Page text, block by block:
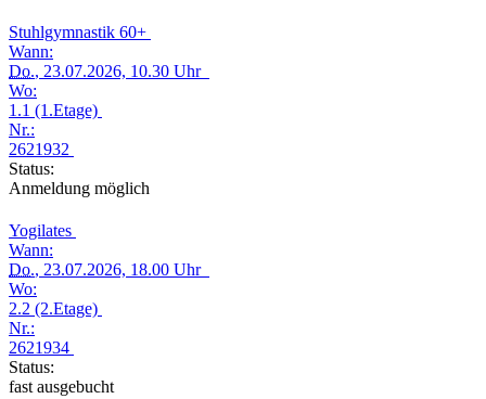
Stuhlgymnastik 60+
Wann:
Do., 23.07.2026, 10.30 Uhr
Wo:
1.1 (1.Etage)
Nr.:
2621932
Status:
Anmeldung möglich
Yogilates
Wann:
Do., 23.07.2026, 18.00 Uhr
Wo:
2.2 (2.Etage)
Nr.:
2621934
Status:
fast ausgebucht